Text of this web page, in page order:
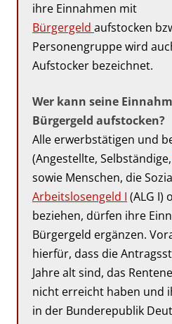
ihre Einnahmen mit
Bürgergeld aufstocken
Personengruppe wird
Aufstocker bezeichnet.
Wer kann seine
Bürgergeld aufstocken?
Alle erwerbstätigen und
(Angestellte, Selbständige,
sowie Menschen, die
Arbeitslosengeld I (ALG I)
beziehen, dürfen ihre
Bürgergeld ergänzen.
hierfür, dass die
Jahre alt sind, das
nicht erreicht haben und
in der Bunderepublik